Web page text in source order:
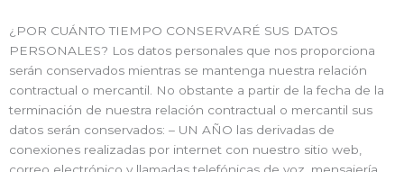
¿POR CUÁNTO TIEMPO CONSERVARÉ SUS DATOS
PERSONALES? Los datos personales que nos proporciona
serán conservados mientras se mantenga nuestra relación
contractual o mercantil. No obstante a partir de la fecha de la
terminación de nuestra relación contractual o mercantil sus
datos serán conservados: – UN AÑO las derivadas de
conexiones realizadas por internet con nuestro sitio web,